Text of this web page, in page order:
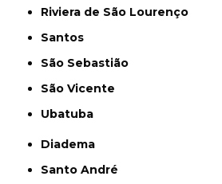
Riviera de São Lourenço
Santos
São Sebastião
São Vicente
Ubatuba
Diadema
Santo André